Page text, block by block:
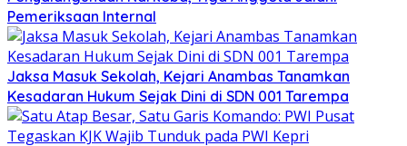
Pemeriksaan Internal
Jaksa Masuk Sekolah, Kejari Anambas Tanamkan
Kesadaran Hukum Sejak Dini di SDN 001 Tarempa